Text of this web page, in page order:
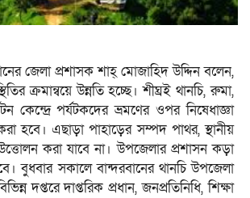
জেলা প্রশাসক শাহ্ মোজাহিদ উদ্দিন বলেন,
ক্রমান্বয়ে উন্নতি হচ্ছে। শীঘ্রই থানচি, রুমা,
কেন্দ্রে পর্যটকদের ভ্রমণের ওপর নিষেধাজ্ঞা
হবে। এছাড়া পাহাড়ের সম্পদ পাথর, স্থানীয়
করা যাবে না। উপজেলার প্রশাসন কড়া
বুধবার সকালে বান্দরবানের থানচি উপজেলা
দপ্তরে দাপ্তরিক প্রধান, জনপ্রতিনিধি, শিক্ষা